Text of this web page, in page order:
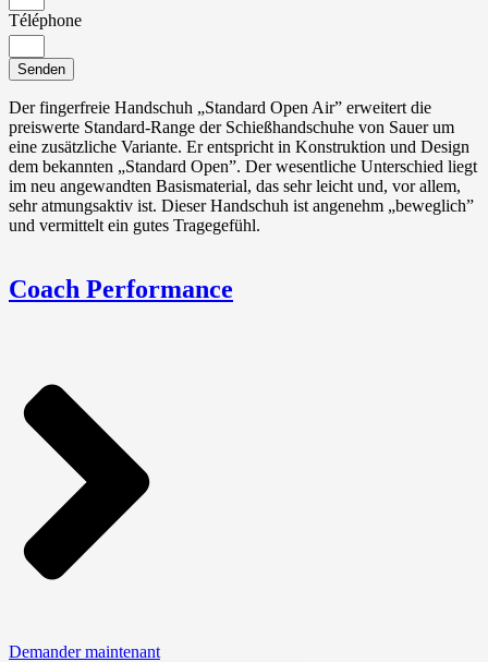
Téléphone
Senden
Der fingerfreie Handschuh „Standard Open Air” erweitert die
preiswerte Standard-Range der Schießhandschuhe von Sauer um
eine zusätzliche Variante. Er entspricht in Konstruktion und Design
dem bekannten „Standard Open”. Der wesentliche Unterschied liegt
im neu angewandten Basismaterial, das sehr leicht und, vor allem,
sehr atmungsaktiv ist. Dieser Handschuh ist angenehm „beweglich”
und vermittelt ein gutes Tragegefühl.
Coach Performance
Demander maintenant